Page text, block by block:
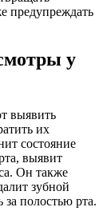
предупреждать
у
выявить
их
состояние
выявит
Он также
зубной
за полостью рта.